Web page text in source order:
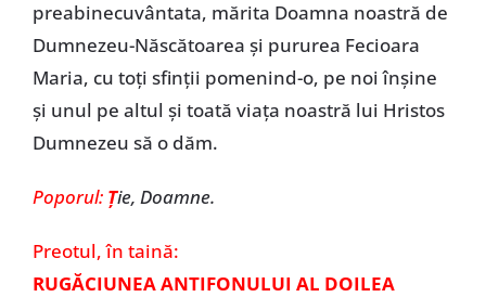
preabinecuvântata, mărita Doamna noastră de
Dumnezeu-Născătoarea și pururea Fecioara
Maria, cu toți sfinții pomenind-o, pe noi înșine
și unul pe altul și toată viața noastră lui Hristos
Dumnezeu să o dăm.
Poporul: Ție, Doamne.
Preotul, în taină:
RUGĂCIUNEA ANTIFONULUI AL DOILEA